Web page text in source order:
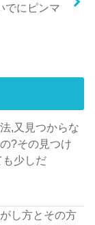
でにピンマ
,又見つからな
?その見つけ
も少しだ
し方とその方